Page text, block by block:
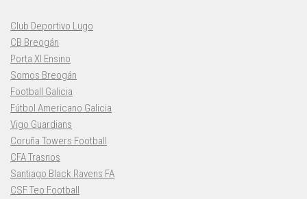
Club Deportivo Lugo
CB Breogán
Porta XI Ensino
Somos Breogán
Football Galicia
Fútbol Americano Galicia
Vigo Guardians
Coruña Towers Football
CFA Trasnos
Santiago Black Ravens FA
CSF Teo Football